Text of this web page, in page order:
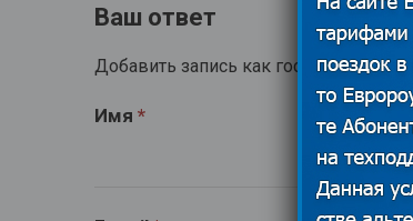
Ваш ответ
Добавить запись как гость
Имя *